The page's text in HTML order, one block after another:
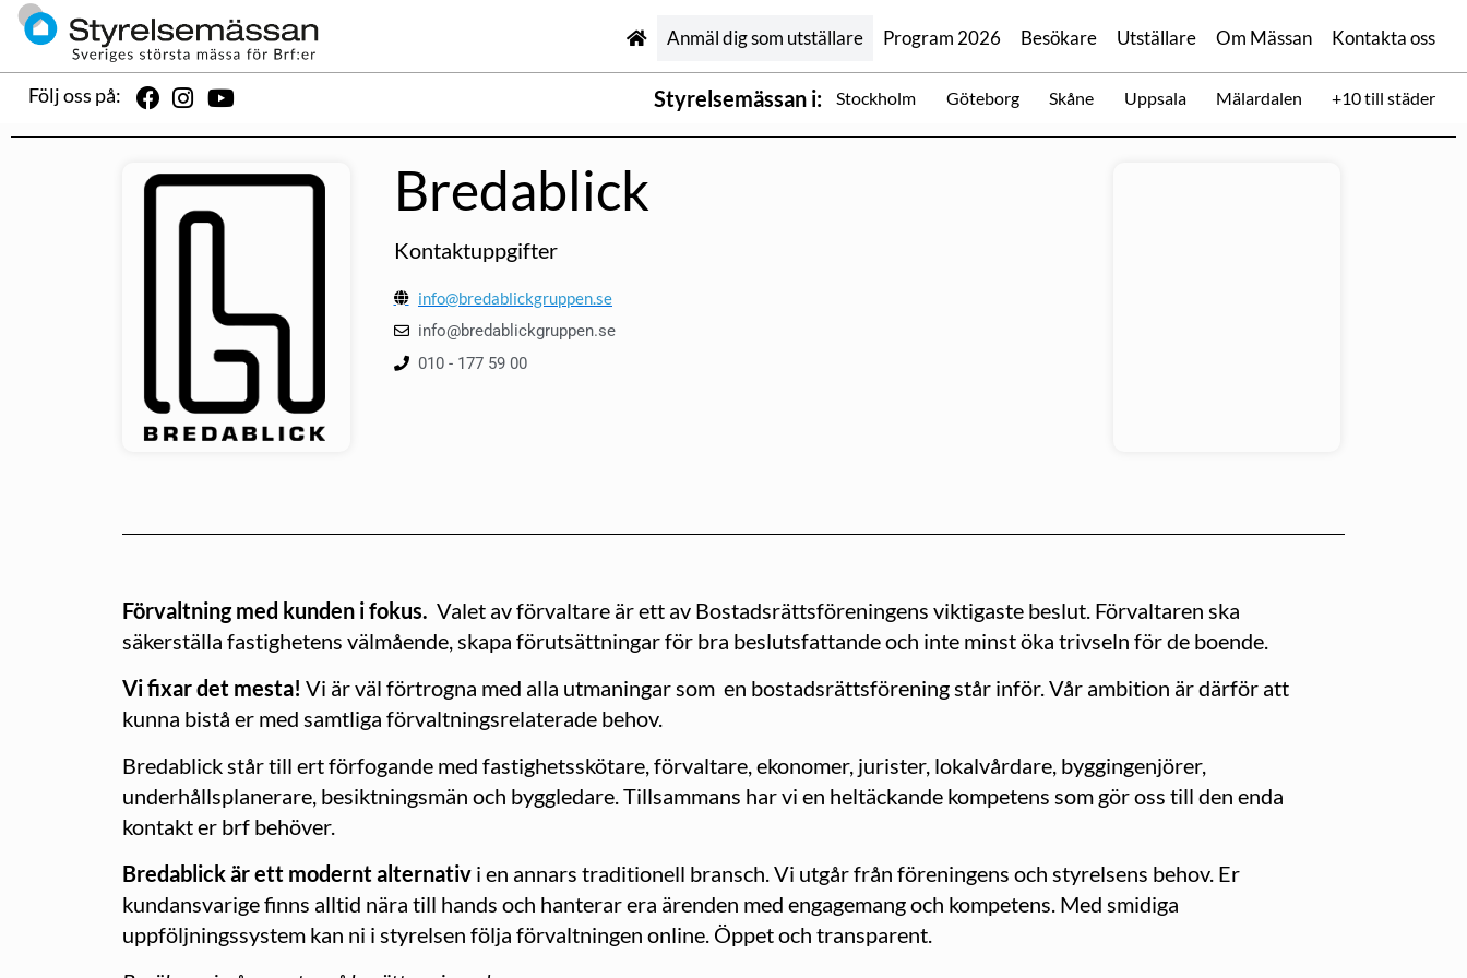
Anmäl dig som utställare Program 2026 Besökare Utställare Om Mässan Kontakta oss
Följ oss på: Styrelsemässan i: Stockholm Göteborg Skåne Uppsala Mälardalen +10 till städer
Bredablick
Kontaktuppgifter
info@bredablickgruppen.se
info@bredablickgruppen.se
010 - 177 59 00
Förvaltning med kunden i fokus. Valet av förvaltare är ett av Bostadsrättsföreningens viktigaste beslut. Förvaltaren ska
säkerställa fastighetens välmående, skapa förutsättningar för bra beslutsfattande och inte minst öka trivseln för de boende.
Vi fixar det mesta! Vi är väl förtrogna med alla utmaningar som en bostadsrättsförening står inför. Vår ambition är därför att
kunna bistå er med samtliga förvaltningsrelaterade behov.
Bredablick står till ert förfogande med fastighetsskötare, förvaltare, ekonomer, jurister, lokalvårdare, byggingenjörer,
underhållsplanerare, besiktningsmän och byggledare. Tillsammans har vi en heltäckande kompetens som gör oss till den enda
kontakt er brf behöver.
Bredablick är ett modernt alternativ i en annars traditionell bransch. Vi utgår från föreningens och styrelsens behov. Er
kundansvarige finns alltid nära till hands och hanterar era ärenden med engagemang och kompetens. Med smidiga
uppföljningssystem kan ni i styrelsen följa förvaltningen online. Öppet och transparent.